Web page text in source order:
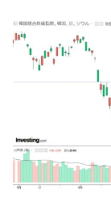
『Money1』
体だけで410億
『Money1』
や、若者に起
ル。外平債の発
『Money1』
ーにウソのデー